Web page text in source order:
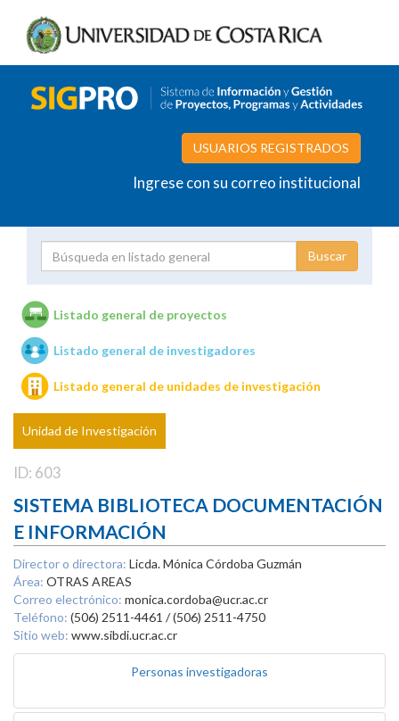
USUARIOS REGISTRADOS
Ingrese con su correo institucional
Unidades de investigación
Listado general de proyectos
Listado general de investigadores
Listado general de unidades de investigación
Unidad de Investigación
ID: 603
SISTEMA BIBLIOTECA DOCUMENTACIÓN
E INFORMACIÓN
Director o directora: Licda. Mónica Córdoba Guzmán
Área: OTRAS AREAS
Correo electrónico: monica.cordoba@ucr.ac.cr
Teléfono: (506) 2511-4461 / (506) 2511-4750
Sitio web: www.sibdi.ucr.ac.cr
Personas investigadoras